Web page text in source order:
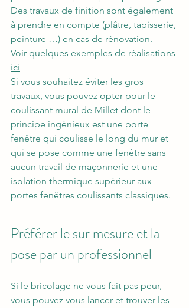
Des travaux de finition sont également
à prendre en compte (plâtre, tapisserie,
peinture …) en cas de rénovation.
Voir quelques exemples de réalisations
ici
Si vous souhaitez éviter les gros
travaux, vous pouvez opter pour le
coulissant mural de Millet dont le
principe ingénieux est une porte
fenêtre qui coulisse le long du mur et
qui se pose comme une fenêtre sans
aucun travail de maçonnerie et une
isolation thermique supérieur aux
portes fenêtres coulissants classiques.
Préférer le sur mesure et la
pose par un professionnel
Si le bricolage ne vous fait pas peur,
vous pouvez vous lancer et trouver les